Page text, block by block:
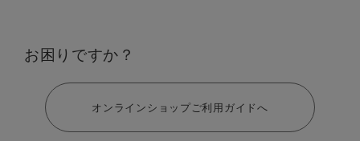
お困りですか？
オンラインショップご利用ガイドへ